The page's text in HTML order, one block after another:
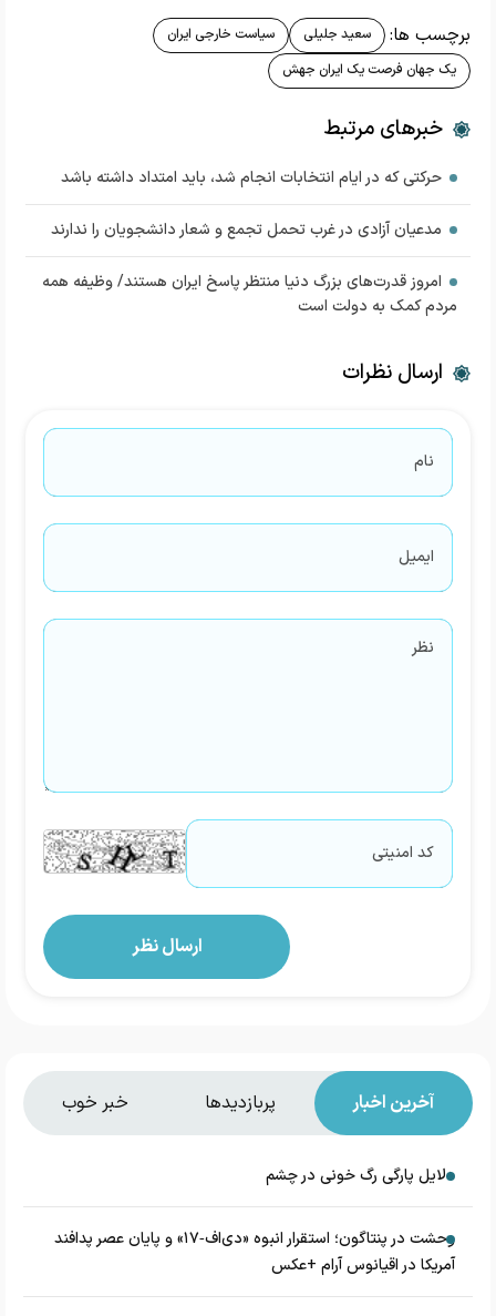
برچسب ها: سعید جلیلی
سیاست خارجی ایران
یک جهان فرصت یک ایران جهش
خبرهای مرتبط
حرکتی که در ایام انتخابات انجام شد، باید امتداد داشته باشد
مدعیان آزادی در غرب تحمل تجمع و شعار دانشجویان را ندارند
امروز قدرت‌های بزرگ دنیا منتظر پاسخ ایران هستند/ وظیفه همه
مردم کمک به دولت است
ارسال نظرات
آخرین اخبار پربازدیدها خبر خوب
دلایل پارگی رگ خونی در چشم
وحشت در پنتاگون؛ استقرار انبوه «دی‌اف‑۱۷» و پایان عصر پدافند
آمریکا در اقیانوس آرام +عکس